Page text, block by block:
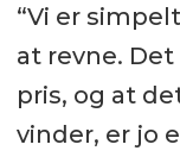
“Vi er
at revne.
pris, og at
vinder, er jo